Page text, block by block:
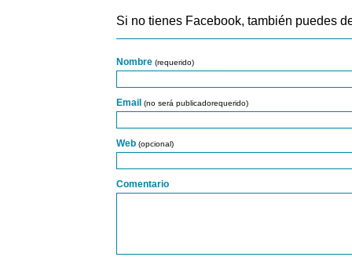
Si no tienes Facebook, también puedes
Nombre (requerido)
Email (no será publicadorequerido)
Web (opcional)
Comentario